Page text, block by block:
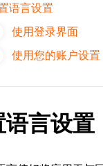
语言设置
使用登录界面
使用您的账户设置
语言设置